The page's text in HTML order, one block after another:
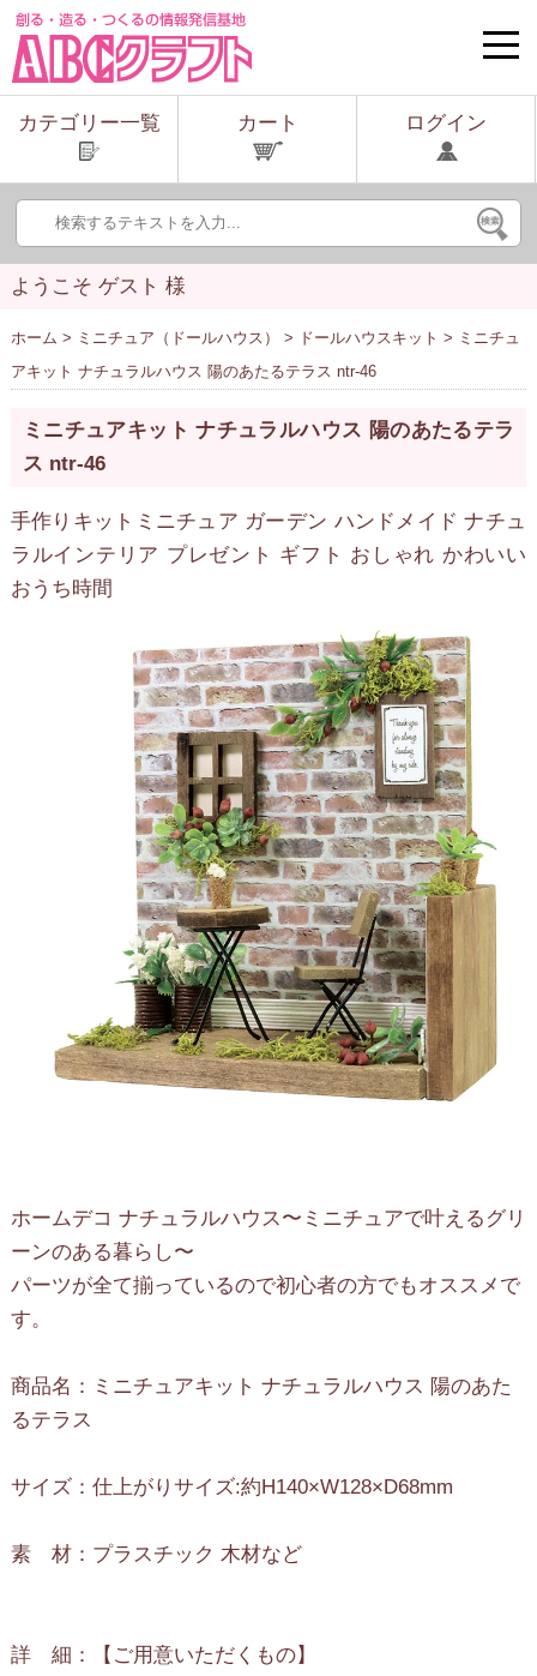
toggle
カテゴリー一覧
カート ログイン
ようこそ ゲスト 様
ホーム > ミニチュア（ドールハウス） > ドールハウスキット > ミニチュ
アキット ナチュラルハウス 陽のあたるテラス ntr-46
ミニチュアキット ナチュラルハウス 陽のあたるテラ
ス ntr-46
手作りキットミニチュア ガーデン ハンドメイド ナチュ
ラルインテリア プレゼント ギフト おしゃれ かわいい
おうち時間
ホームデコ ナチュラルハウス〜ミニチュアで叶えるグリ
ーンのある暮らし〜
パーツが全て揃っているので初心者の方でもオススメで
す。
商品名：ミニチュアキット ナチュラルハウス 陽のあた
るテラス
サイズ：仕上がりサイズ:約H140×W128×D68mm
素 材：プラスチック 木材など
詳 細：【ご用意いただくもの】